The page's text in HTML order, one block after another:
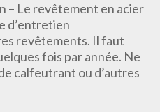
– Le revêtement en acier
d’entretien
revêtements. Il faut
fois par année. Ne
calfeutrant ou d’autres